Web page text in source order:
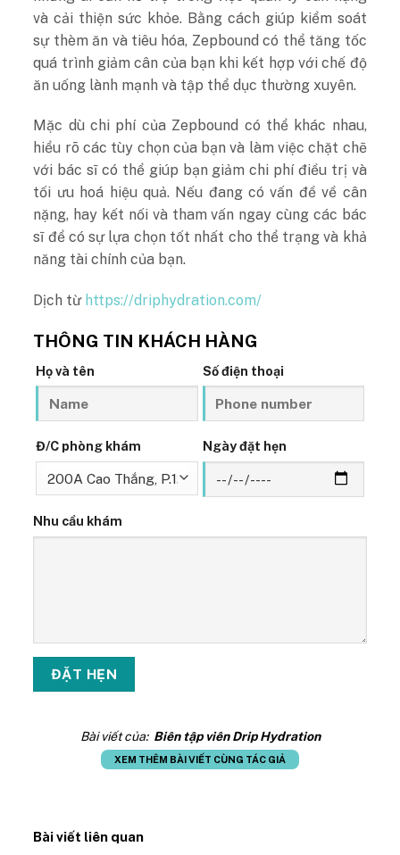
và cải thiện sức khỏe. Bằng cách giúp kiểm soát
sự thèm ăn và tiêu hóa, Zepbound có thể tăng tốc
quá trình giảm cân của bạn khi kết hợp với chế độ
ăn uống lành mạnh và tập thể dục thường xuyên.
Mặc dù chi phí của Zepbound có thể khác nhau,
hiểu rõ các tùy chọn của bạn và làm việc chặt chẽ
với bác sĩ có thể giúp bạn giảm chi phí điều trị và
tối ưu hoá hiệu quả. Nếu đang có vấn đề về cân
nặng, hay kết nối và tham vấn ngay cùng các bác
sĩ để có sự lựa chọn tốt nhất cho thể trạng và khả
năng tài chính của bạn.
Dịch từ https://driphydration.com/
THÔNG TIN KHÁCH HÀNG
Họ và tên Số điện thoại
Đ/C phòng khám Ngày đặt hẹn
Nhu cầu khám
Bài viết của: Biên tập viên Drip Hydration
XEM THÊM BÀI VIẾT CÙNG TÁC GIẢ
Bài viết liên quan